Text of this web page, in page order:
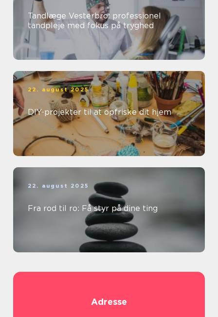
Tandlæge Vesterbro: professionel
tandpleje med fokus på tryghed
22. august 2025
DIY-projekter til at opfriske dit hjem
22. august 2025
Fra rod til ro: Få styr på dine ting
Adresse